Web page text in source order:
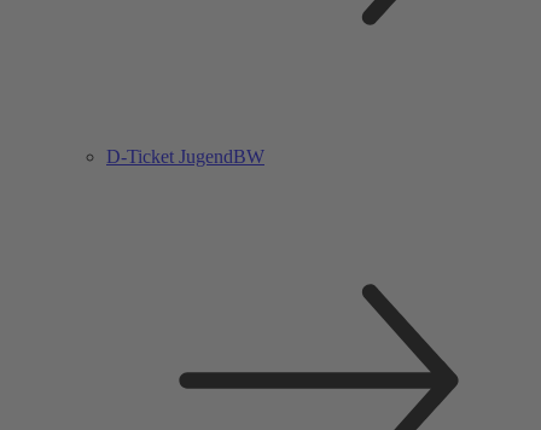
D-Ticket JugendBW